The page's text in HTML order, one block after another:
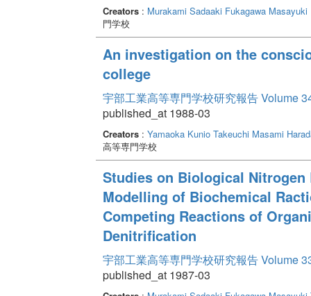
Creators: Murakami Sadaaki Fukagawa Masayuki
門学校
An investigation on the
college
宇部工業高等専門学校研究報告 Volume
published_at 1988-03
Creators: Yamaoka Kunio Takeuchi Masami
高等専門学校
Studies on Biological Nitrogen
Modelling of Biochemical
Competing Reactions of
Denitrification
宇部工業高等専門学校研究報告 Volume
published_at 1987-03